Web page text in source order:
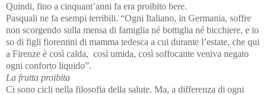
Quindi, fino a cinquant’anni fa era proibito bere.
Pasquali ne fa esempi terribili. “Ogni Italiano, in Germania, soffre
non scorgendo sulla mensa di famiglia né bottiglia né bicchiere, e io
so di figli fiorentini di mamma tedesca a cui durante l’estate, che qui
a Firenze è così calda, così umida, così soffocante veniva negato
ogni conforto liquido”.
La frutta proibita
Ci sono cicli nella filosofia della salute. Ma, a differenza di ogni